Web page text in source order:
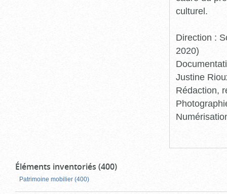
culturel.
Direction :
2020)
Justine
Rédaction,
Éléments inventoriés (400)
Patrimoine mobilier (400)